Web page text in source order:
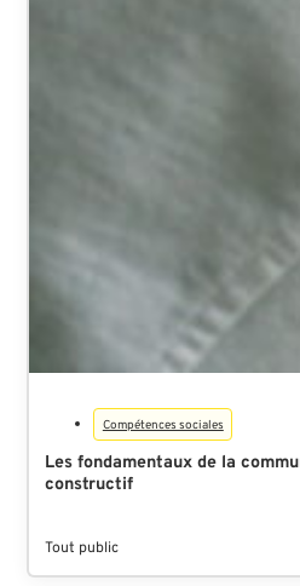
Compétences sociales
Les fondamentaux de la
constructif
Tout public